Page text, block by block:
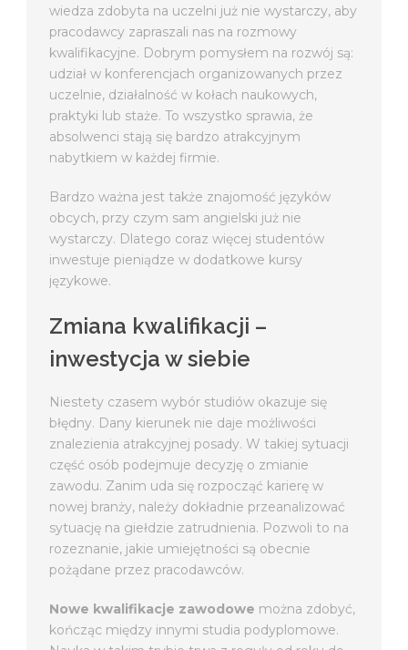
wiedza zdobyta na uczelni już nie wystarczy, aby
pracodawcy zapraszali nas na rozmowy
kwalifikacyjne. Dobrym pomysłem na rozwój są:
udział w konferencjach organizowanych przez
uczelnie, działalność w kołach naukowych,
praktyki lub staże. To wszystko sprawia, że
absolwenci stają się bardzo atrakcyjnym
nabytkiem w każdej firmie.
Bardzo ważna jest także znajomość języków
obcych, przy czym sam angielski już nie
wystarczy. Dlatego coraz więcej studentów
inwestuje pieniądze w dodatkowe kursy
językowe.
Zmiana kwalifikacji –
inwestycja w siebie
Niestety czasem wybór studiów okazuje się
błędny. Dany kierunek nie daje możliwości
znalezienia atrakcyjnej posady. W takiej sytuacji
część osób podejmuje decyzję o zmianie
zawodu. Zanim uda się rozpocząć karierę w
nowej branży, należy dokładnie przeanalizować
sytuację na giełdzie zatrudnienia. Pozwoli to na
rozeznanie, jakie umiejętności są obecnie
pożądane przez pracodawców.
Nowe kwalifikacje zawodowe można zdobyć,
kończąc między innymi studia podyplomowe.